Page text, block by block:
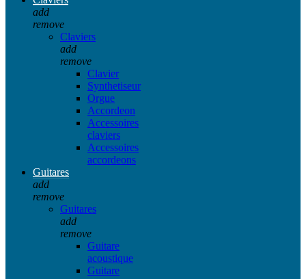
add
remove
Claviers
add
remove
Clavier
Synthetiseur
Orgue
Accordeon
Accessoires
claviers
Accessoires
accordeons
Guitares
add
remove
Guitares
add
remove
Guitare
acoustique
Guitare